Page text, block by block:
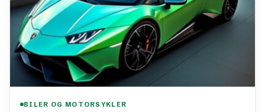
BILER OG MOTORSYKLER